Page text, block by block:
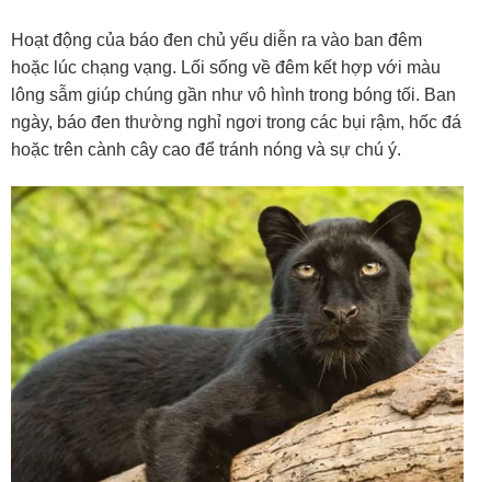
Hoạt động của báo đen chủ yếu diễn ra vào ban đêm
hoặc lúc chạng vạng. Lối sống về đêm kết hợp với màu
lông sẫm giúp chúng gần như vô hình trong bóng tối. Ban
ngày, báo đen thường nghỉ ngơi trong các bụi rậm, hốc đá
hoặc trên cành cây cao để tránh nóng và sự chú ý.